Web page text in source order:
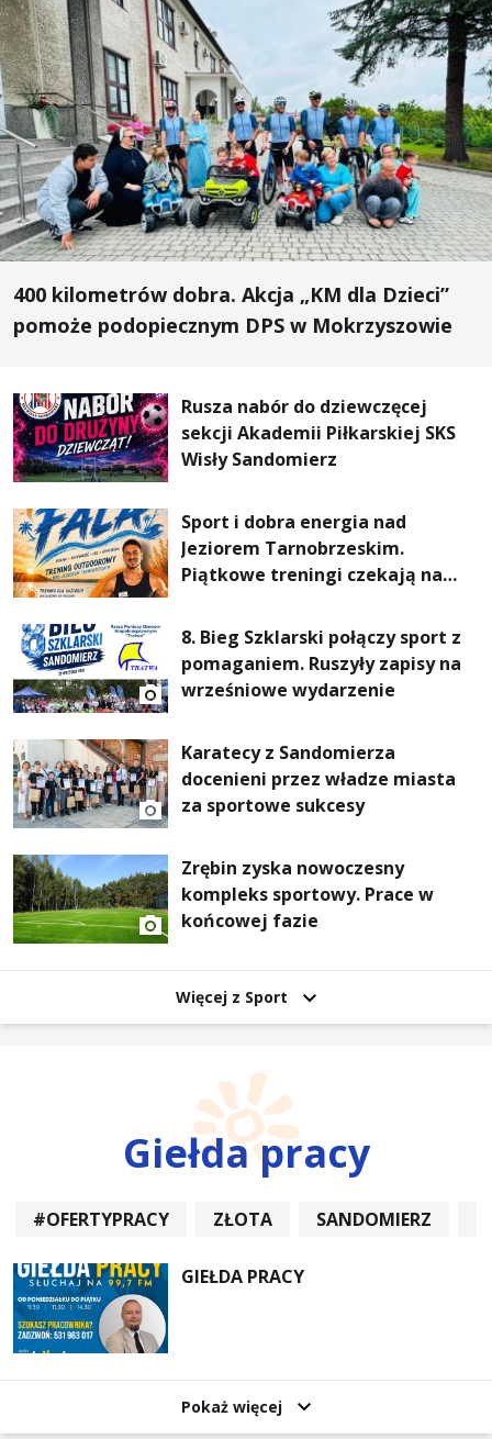
400 kilometrów dobra. Akcja „KM dla Dzieci”
pomoże podopiecznym DPS w Mokrzyszowie
Rusza nabór do dziewczęcej
sekcji Akademii Piłkarskiej SKS
Wisły Sandomierz
Sport i dobra energia nad
Jeziorem Tarnobrzeskim.
Piątkowe treningi czekają na
8. Bieg Szklarski połączy sport z
pomaganiem. Ruszyły zapisy na
wrześniowe wydarzenie
Karatecy z Sandomierza
docenieni przez władze miasta
za sportowe sukcesy
Zrębin zyska nowoczesny
kompleks sportowy. Prace w
końcowej fazie
Więcej z Sport
Giełda pracy
#OFERTYPRACY ZŁOTA SANDOMIERZ
GIEŁDA PRACY
Pokaż więcej